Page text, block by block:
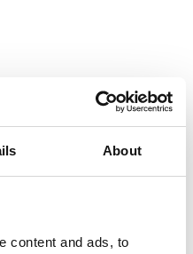
About
content and ads, to
Call Centers
und
den wichtigsten
ERP